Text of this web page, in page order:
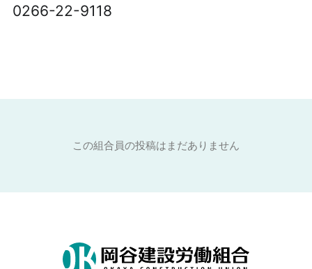
0266-22-9118
この組合員の投稿はまだありません